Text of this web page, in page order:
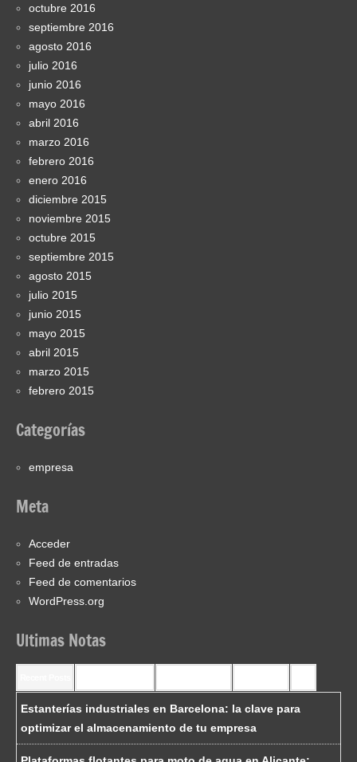
octubre 2016
septiembre 2016
agosto 2016
julio 2016
junio 2016
mayo 2016
abril 2016
marzo 2016
febrero 2016
enero 2016
diciembre 2015
noviembre 2015
octubre 2015
septiembre 2015
agosto 2015
julio 2015
junio 2015
mayo 2015
abril 2015
marzo 2015
febrero 2015
Categorías
empresa
Meta
Acceder
Feed de entradas
Feed de comentarios
WordPress.org
Ultimas Notas
Estanterías industriales en Barcelona: la clave para
optimizar el almacenamiento de tu empresa